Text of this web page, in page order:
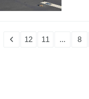
8
...
11
12